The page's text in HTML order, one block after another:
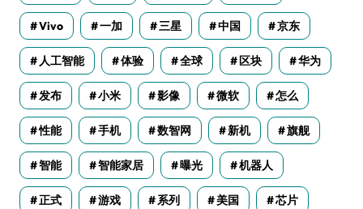
Vivo 一加 三星 中国 京东
人工智能 体验 全球 区块 华为
发布 小米 影像 微软 怎么
性能 手机 数智网 新机 旗舰
智能 智能家居 曝光 机器人
正式 游戏 系列 美国 芯片